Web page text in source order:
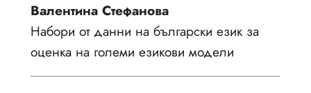
Валентина Стефанова
Набори от данни на български език за
оценка на големи езикови модели